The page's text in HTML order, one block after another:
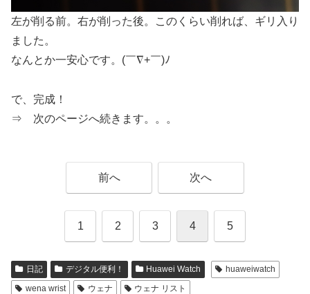
左が削る前。右が削った後。このくらい削れば、ギリ入り
ました。
なんとか一安心です。(￣∇+￣)ﾉ
で、完成！
⇒ 次のページへ続きます。。。
前へ 次へ
1 2 3 4 5
日記 デジタル便利！ Huawei Watch
huaweiwatch
wena wrist
ウェナ ウェナ リスト